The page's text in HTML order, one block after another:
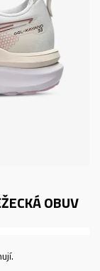
OBUV